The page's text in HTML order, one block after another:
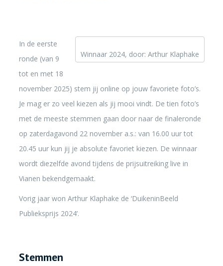
Winnaar 2024, door: Arthur Klaphake
In de eerste
ronde (van 9
tot en met 18
november 2025) stem jij online op jouw favoriete foto’s.
Je mag er zo veel kiezen als jij mooi vindt. De tien foto’s
met de meeste stemmen gaan door naar de finaleronde
op zaterdagavond 22 november a.s.: van 16.00 uur tot
20.45 uur kun jij je absolute favoriet kiezen. De winnaar
wordt diezelfde avond tijdens de prijsuitreiking live in
Vianen bekendgemaakt.
Vorig jaar won Arthur Klaphake de ‘DuikeninBeeld
Publieksprijs 2024’.
Stemmen